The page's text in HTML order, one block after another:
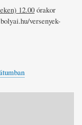
12.00 órakor
versenyek-